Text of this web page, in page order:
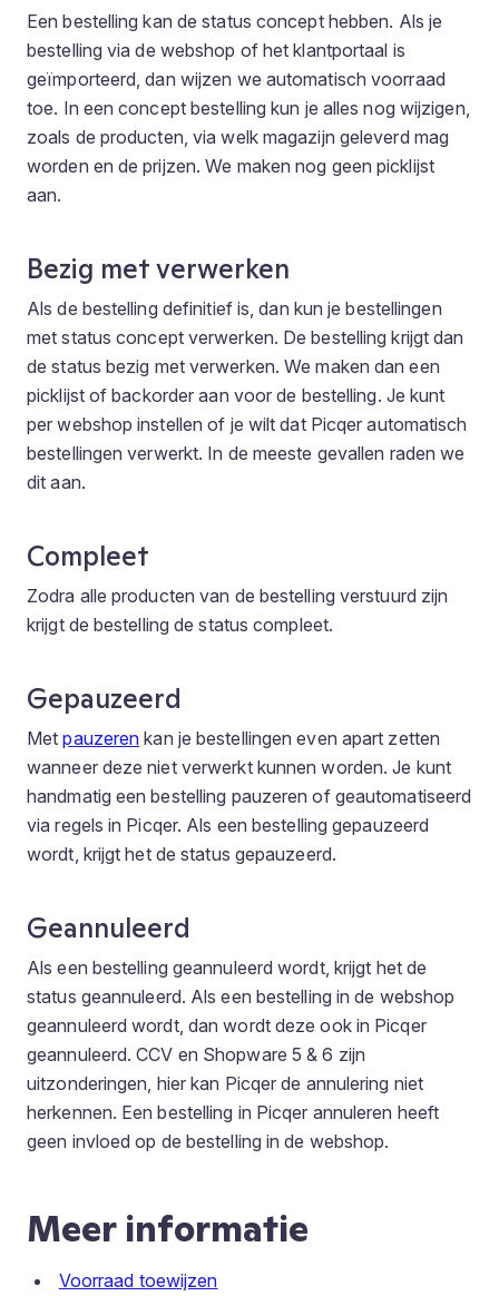
Een bestelling kan de status concepthebben. Als je
bestelling via de webshop of het klantportaal is
geïmporteerd, dan wijzen we automatisch voorraad
toe. In een concept bestelling kun je alles nog wijzigen,
zoals de producten, via welk magazijn geleverd mag
worden en de prijzen. We maken nog geen picklijst
aan.
Bezig met verwerken
Als de bestelling definitief is, dan kun je bestellingen
met statusconceptverwerken. De bestelling krijgt dan
de status bezig met verwerken. We maken dan een
picklijst of backorder aan voor de bestelling. Je kunt
per webshop instellen of je wilt dat Picqer automatisch
bestellingen verwerkt. In de meeste gevallen raden we
dit aan.
Compleet
Zodra alle producten van de bestelling verstuurd zijn
krijgt de bestelling de statuscompleet.
Gepauzeerd
Metpauzeren kan je bestellingen even apart zetten
wanneer deze niet verwerkt kunnen worden. Je kunt
handmatig een bestelling pauzeren of geautomatiseerd
via regels in Picqer. Als een bestelling gepauzeerd
wordt, krijgt het de status gepauzeerd.
Geannuleerd
Als een bestelling geannuleerd wordt, krijgt het de
status geannuleerd. Als een bestelling in de webshop
geannuleerd wordt, dan wordt deze ook in Picqer
geannuleerd. CCV en Shopware 5 & 6 zijn
uitzonderingen, hier kan Picqer de annulering niet
herkennen. Een bestelling in Picqer annuleren heeft
geen invloed op de bestelling in de webshop.
Meer informatie
Voorraad toewijzen